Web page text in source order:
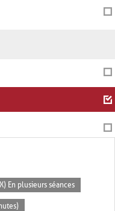
En plusieurs séances